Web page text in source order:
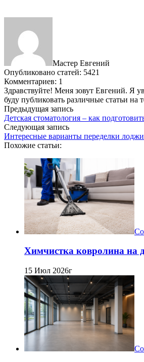
Мастер Евгений
Опубликовано статей: 5421
Комментариев: 1
Здравствуйте! Меня зовут Евгений. Я
буду публиковать различные статьи
Предыдущая запись
Детская стоматология – как
Следующая запись
Интересные варианты переделки
Похожие статьи:
Химчистка ковролина на
15 Июл 2026г